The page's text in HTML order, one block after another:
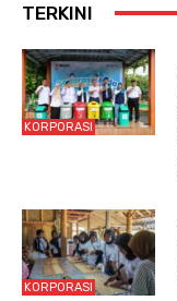
TERKINI
KORPORASI
KORPORASI